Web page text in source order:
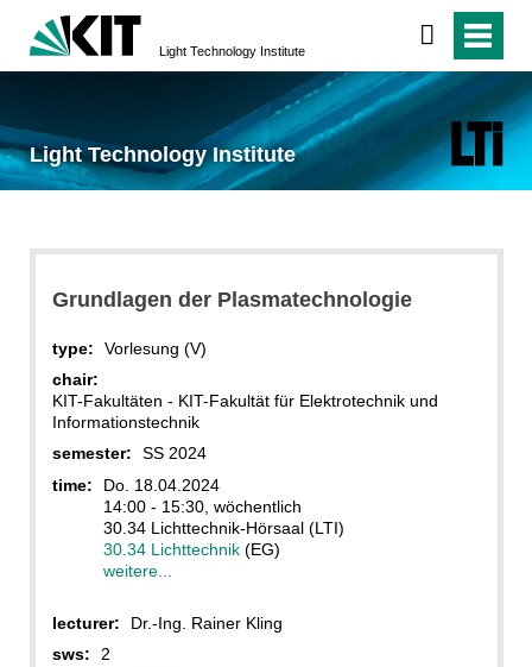
Light Technology Institute
Light Technology Institute
Grundlagen der Plasmatechnologie
type:
Vorlesung (V)
chair:
KIT-Fakultäten - KIT-Fakultät für Elektrotechnik und
Informationstechnik
semester:
SS 2024
time:
Do. 18.04.2024
14:00 - 15:30, wöchentlich
30.34 Lichttechnik-Hörsaal (LTI)
30.34 Lichttechnik(EG)
weitere...
lecturer:
Dr.-Ing. Rainer Kling
sws:
2